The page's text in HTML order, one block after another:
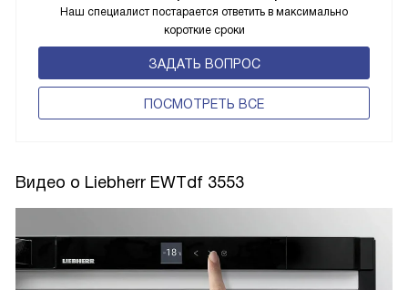
Наш специалист постарается ответить в максимально
короткие сроки
ЗАДАТЬ ВОПРОС
ПОCМОТРЕТЬ ВСЕ
Видео о Liebherr EWTdf 3553